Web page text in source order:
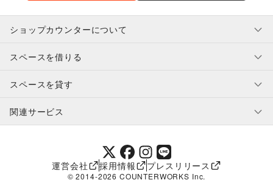
ショップカウンターについて
利用規約・ガイドライン
特定商取引法に基づく表示
補償プログラム
スペースを借りる
スペースを借りたい人へ
ユーザー利用規約
提携パートナー
スペースを貸す
スペースを貸したい方へ
オーナー利用規約
関連サービス
SHOPCOUNTER MAGAZINE
ショップカウンターエンタープライズ
ショップカウンター常設
運営会社 採用情報 プレスリリース
© 2014-2026 COUNTERWORKS Inc.